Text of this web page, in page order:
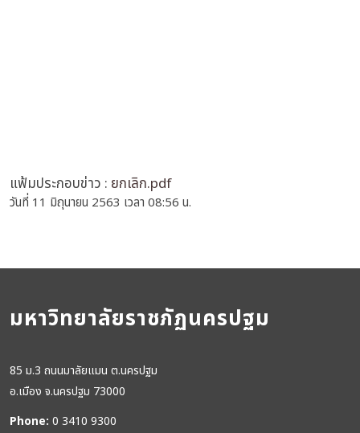
แฟ้มประกอบข่าว : ยกเลิก.pdf
วันที่ 11 มิถุนายน 2563 เวลา 08:56 น.
มหาวิทยาลัยราชภัฏนครปฐม
85 ม.3 ถนนมาลัยแมน ต.นครปฐม
อ.เมือง จ.นครปฐม 73000
Phone: 0 3410 9300